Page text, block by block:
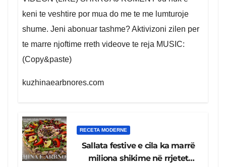
keni te veshtire por mua do me te me lumturoje
shume. Jeni abonuar tashme? Aktivizoni zilen per
te marre njoftime rreth videove te reja MUSIC:
(Copy&paste)
kuzhinaearbnores.com
RECETA MODERNE
Sallata festive e cila ka marrë
miliona shikime në rrjetet